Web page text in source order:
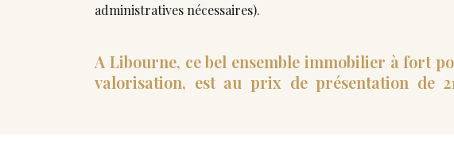
administratives nécessaires).
A Libourne, ce bel ensemble immobilier à fort
valorisation, est au prix de présentation de